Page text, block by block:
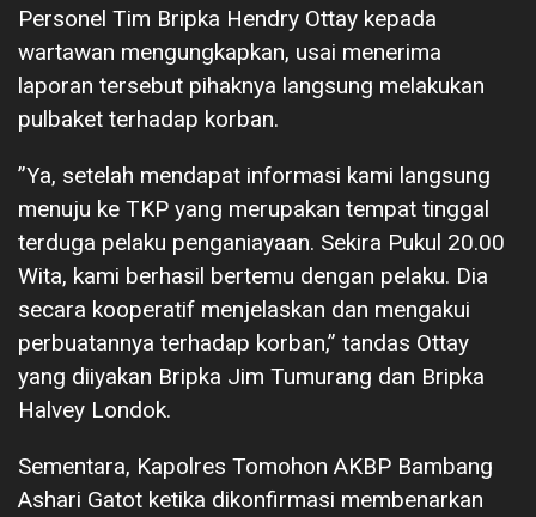
Personel Tim Bripka Hendry Ottay kepada
wartawan mengungkapkan, usai menerima
laporan tersebut pihaknya langsung melakukan
pulbaket terhadap korban.
”Ya, setelah mendapat informasi kami langsung
menuju ke TKP yang merupakan tempat tinggal
terduga pelaku penganiayaan. Sekira Pukul 20.00
Wita, kami berhasil bertemu dengan pelaku. Dia
secara kooperatif menjelaskan dan mengakui
perbuatannya terhadap korban,” tandas Ottay
yang diiyakan Bripka Jim Tumurang dan Bripka
Halvey Londok.
Sementara, Kapolres Tomohon AKBP Bambang
Ashari Gatot ketika dikonfirmasi membenarkan